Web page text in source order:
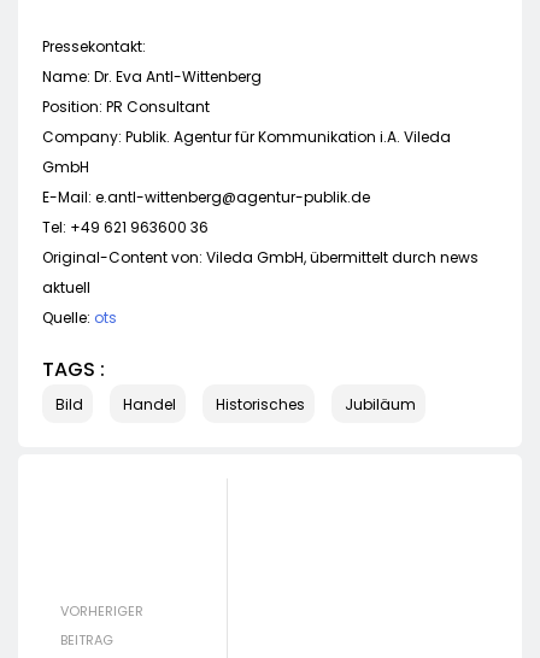
Pressekontakt:
Name: Dr. Eva Antl-Wittenberg
Position: PR Consultant
Company: Publik. Agentur für Kommunikation i.A. Vileda
GmbH
E-Mail: e.antl-wittenberg@agentur-publik.de
Tel: +49 621 963600 36
Original-Content von: Vileda GmbH, übermittelt durch news
aktuell
Quelle: ots
TAGS :
Bild Handel Historisches Jubiläum
VORHERIGER
BEITRAG